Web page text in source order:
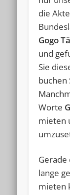
die
Gogo
und
Sie
buchen
Worte
mieten
Gerade
lange
mieten